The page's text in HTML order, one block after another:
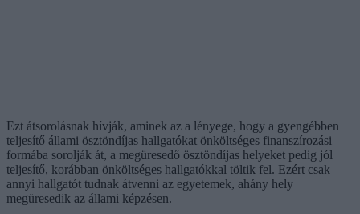
Ezt átsorolásnak hívják, aminek az a lényege, hogy a gyengébben
teljesítő állami ösztöndíjas hallgatókat önköltséges finanszírozási
formába sorolják át, a megüresedő ösztöndíjas helyeket pedig jól
teljesítő, korábban önköltséges hallgatókkal töltik fel. Ezért csak
annyi hallgatót tudnak átvenni az egyetemek, ahány hely
megüresedik az állami képzésen.